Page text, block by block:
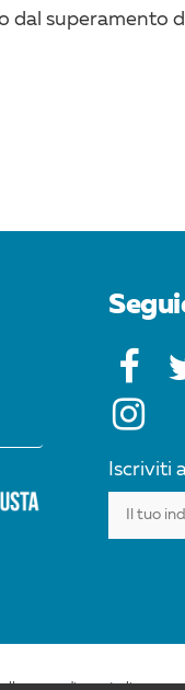
dal superamento
Iscriviti